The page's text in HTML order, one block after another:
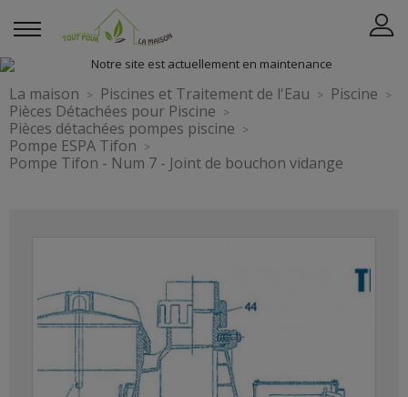
La maison Piscines et Traitement de l'Eau
Piscine
Pièces Détachées pour Piscine
Pièces détachées pompes piscine
Pompe ESPA Tifon
Pompe Tifon - Num 7 - Joint de bouchon vidange